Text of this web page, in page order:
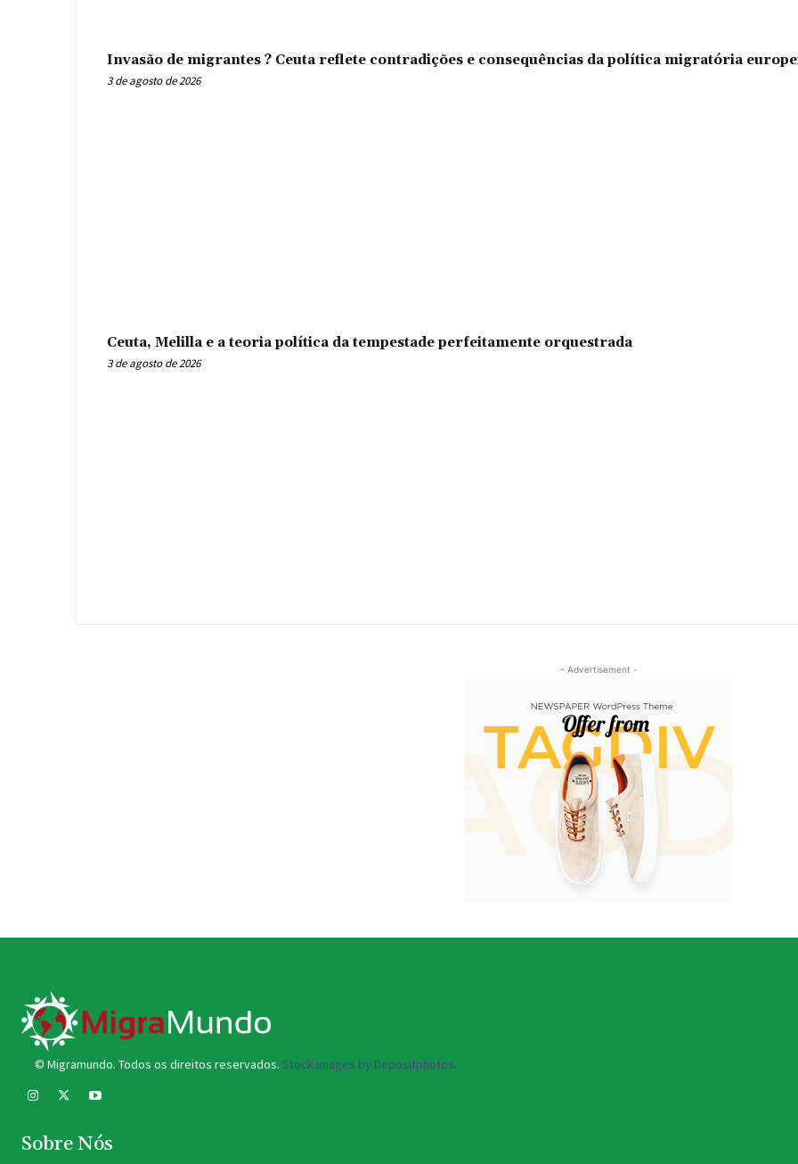
Invasão de migrantes ? Ceuta reflete contradições e consequências da política migratória
3 de agosto de 2026
Ceuta, Melilla e a teoria política da tempestade perfeitamente orquestrada
3 de agosto de 2026
- Advertisement -
© Migramundo. Todos os direitos reservados. Stock images by Depositphotos.
Sobre Nós